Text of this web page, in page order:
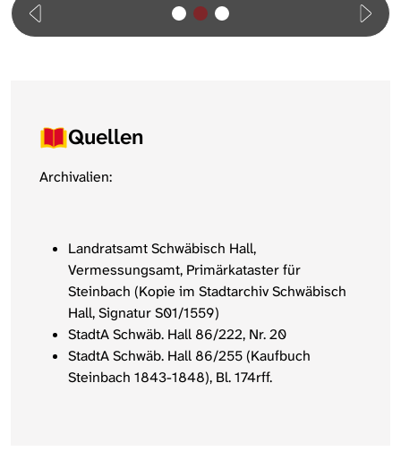
Quellen
Archivalien:
Landratsamt Schwäbisch Hall,
Vermessungsamt, Primärkataster für
Steinbach (Kopie im Stadtarchiv Schwäbisch
Hall, Signatur S01/1559)
StadtA Schwäb. Hall 86/222, Nr. 20
StadtA Schwäb. Hall 86/255 (Kaufbuch
Steinbach 1843-1848), Bl. 174rff.